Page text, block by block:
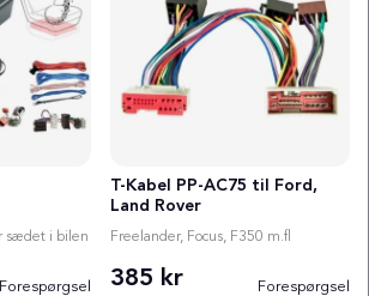
sædet i bilen
Forespørgsel
T-Kabel PP-AC75 til Ford,
Land Rover
Freelander, Focus, F350 m.fl
385 kr Forespørgsel